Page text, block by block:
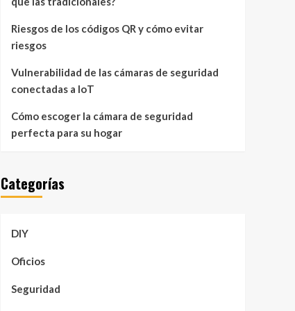
Riesgos de los códigos QR y cómo evitar
riesgos
Vulnerabilidad de las cámaras de seguridad
conectadas a IoT
Cómo escoger la cámara de seguridad
perfecta para su hogar
Categorías
DIY
Oficios
Seguridad